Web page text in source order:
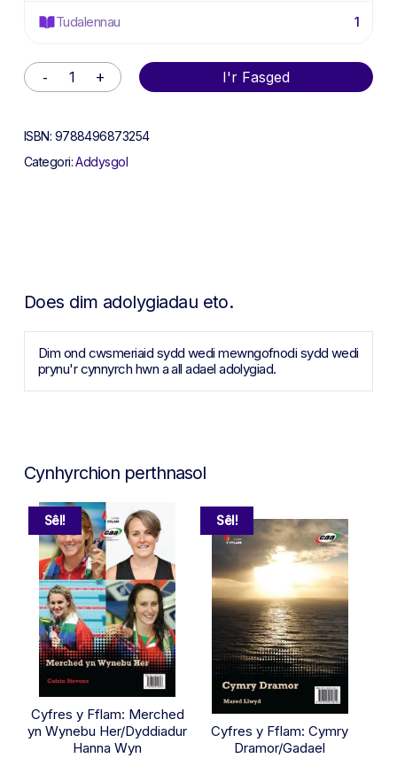
Tudalennau 1
I'r Fasged
Alternative:
ISBN: 9788496873254
Categori:Addysgol
Does dim adolygiadau eto.
Dim ond cwsmeriaid sydd wedi mewngofnodi sydd wedi
prynu'r cynnyrch hwn a all adael adolygiad.
Cynhyrchion perthnasol
Sêl!
Cyfres y Fflam: Merched
yn Wynebu Her/Dyddiadur
Hanna Wyn
Sêl!
Cyfres y Fflam: Cymry
Dramor/Gadael